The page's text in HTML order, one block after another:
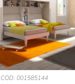
COD: 001585144